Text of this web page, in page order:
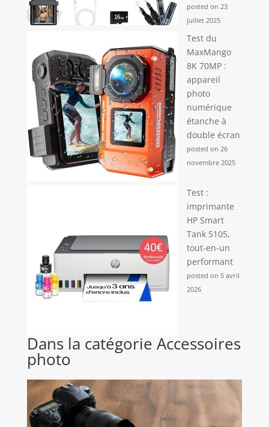
posted on 23
juillet 2025
Test du
MaxMango
8K 70MP :
appareil
photo
numérique
étanche à
double écran
posted on 26
novembre 2025
Test :
imprimante
HP Smart
Tank 5105,
tout-en-un
performant
posted on 5 avril
2026
Dans la catégorie Accessoires
photo